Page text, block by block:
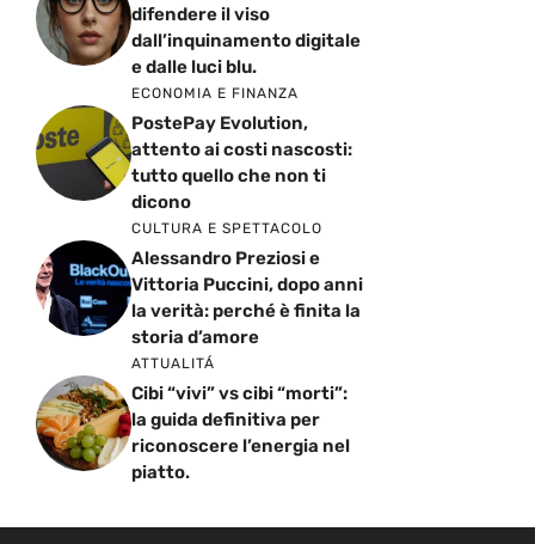
difendere il viso
dall’inquinamento digitale
e dalle luci blu.
ECONOMIA E FINANZA
PostePay Evolution,
attento ai costi nascosti:
tutto quello che non ti
dicono
CULTURA E SPETTACOLO
Alessandro Preziosi e
Vittoria Puccini, dopo anni
la verità: perché è finita la
storia d’amore
ATTUALITÁ
Cibi “vivi” vs cibi “morti”:
la guida definitiva per
riconoscere l’energia nel
piatto.